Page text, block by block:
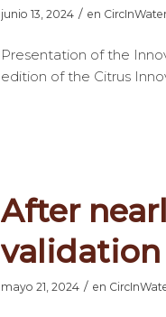
junio 13, 2024 / en
Presentation of the
edition of the Citrus
After
mayo 21, 2024 / en